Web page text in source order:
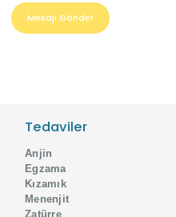
Mesajı Gönder
Tedaviler
Anjin
Egzama
Kızamık
Menenjit
Zatürre